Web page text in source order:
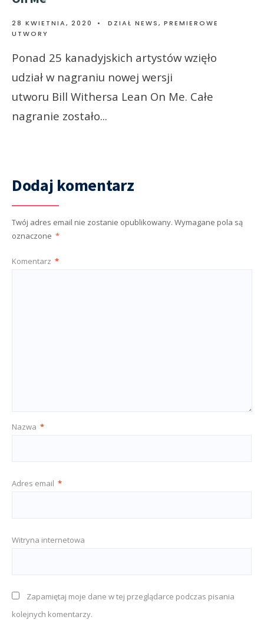
28 KWIETNIA, 2020 • DZIAŁ NEWS, PREMIEROWE
UTWORY
Ponad 25 kanadyjskich artystów wzięło
udział w nagraniu nowej wersji
utworu Bill Withersa Lean On Me. Całe
nagranie zostało...
Dodaj komentarz
Twój adres email nie zostanie opublikowany. Wymagane pola są
oznaczone *
Komentarz *
Nazwa *
Adres email *
Witryna internetowa
Zapamiętaj moje dane w tej przeglądarce podczas pisania
kolejnych komentarzy.